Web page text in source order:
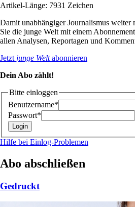
Artikel-Länge: 7931 Zeichen
Damit unabhängiger Journalismus weiter
Sie die junge Welt mit einem
allen Analysen, Reportagen und
Jetzt junge Weltabonnieren
Dein Abo zählt!
Bitte einloggen
Benutzername*
Passwort*
Hilfe bei Einlog-Problemen
Abo abschließen
Gedruckt